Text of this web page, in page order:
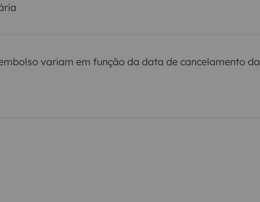
variam em função da data de cancelamento da